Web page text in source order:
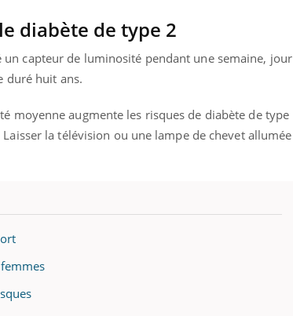
diabète de type 2
capteur de luminosité pendant une semaine, jour
duré huit ans.
moyenne augmente les risques de diabète de type
Laisser la télévision ou une lampe de chevet allumée